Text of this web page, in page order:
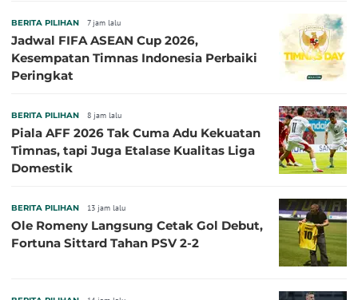
BERITA PILIHAN 7 jam lalu
Jadwal FIFA ASEAN Cup 2026,
Kesempatan Timnas Indonesia Perbaiki
Peringkat
BERITA PILIHAN 8 jam lalu
Piala AFF 2026 Tak Cuma Adu Kekuatan
Timnas, tapi Juga Etalase Kualitas Liga
Domestik
BERITA PILIHAN 13 jam lalu
Ole Romeny Langsung Cetak Gol Debut,
Fortuna Sittard Tahan PSV 2-2